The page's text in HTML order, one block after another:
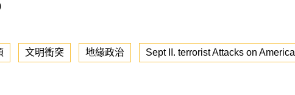
文明衝突 地緣政治 Sept II. terrorist Attacks on America